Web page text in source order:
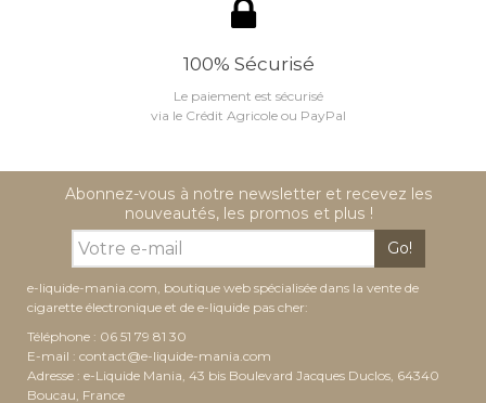
100% Sécurisé
Le paiement est sécurisé
via le Crédit Agricole ou PayPal
Abonnez-vous à notre newsletter et recevez les
nouveautés, les promos et plus !
Go!
e-liquide-mania.com, boutique web spécialisée dans la vente de
cigarette électronique et de e-liquide pas cher:
Téléphone : 06 51 79 81 30
E-mail : contact@e-liquide-mania.com
Adresse : e-Liquide Mania, 43 bis Boulevard Jacques Duclos, 64340
Boucau, France